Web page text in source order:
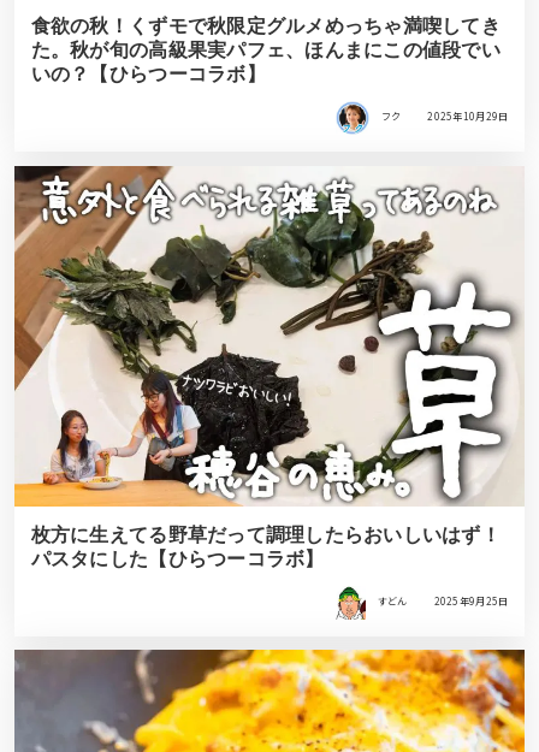
食欲の秋！くずモで秋限定グルメめっちゃ満喫してき
た。秋が旬の高級果実パフェ、ほんまにこの値段でい
いの？【ひらつーコラボ】
フク 2025年10月29日
枚方に生えてる野草だって調理したらおいしいはず！
パスタにした【ひらつーコラボ】
すどん 2025年9月25日